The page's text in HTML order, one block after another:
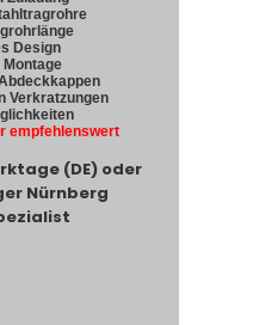
Design
Montage
Verkratzungen
empfehlenswert
(DE) oder
Nürnberg